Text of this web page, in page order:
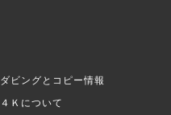
ダビングとコピー情報
４Ｋについて